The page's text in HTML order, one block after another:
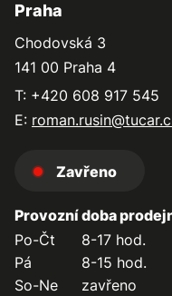
Praha
Chodovská 3
141 00 Praha 4
T: +420 608 917 545
E:
Zavřeno
Provozní doba
Po-Čt
8-17 hod.
Pá
8-15 hod.
So-Ne
zavřeno